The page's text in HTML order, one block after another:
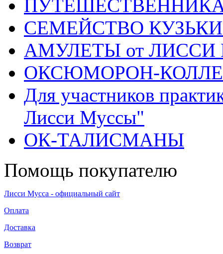
СЕМЕЙСТВО
АМУЛЕТЫ от
ОКСЮМОРОН-
Для участников
Лисси Муссы"
ОК-ТАЛИСМАНЫ
Помощь покупателю
Лисси Мусса - официальный сайт
Оплата
Доставка
Возврат